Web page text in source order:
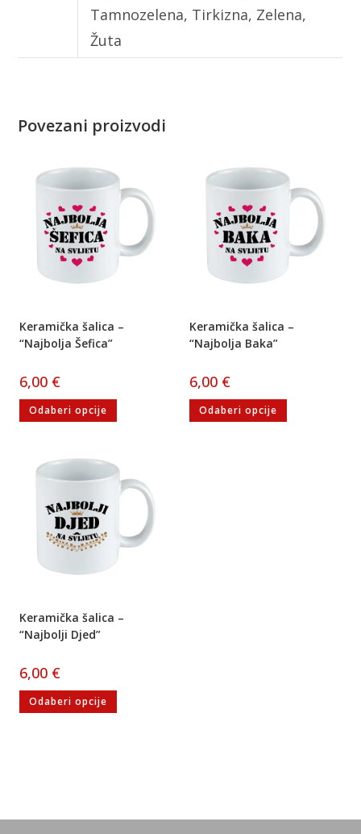
Tamnozelena, Tirkizna, Zelena,
Žuta
Povezani proizvodi
Keramička šalica –
“Najbolja Šefica”
6,00 €
Odaberi opcije
Keramička šalica –
“Najbolja Baka”
6,00 €
Odaberi opcije
Keramička šalica –
“Najbolji Djed”
6,00 €
Odaberi opcije